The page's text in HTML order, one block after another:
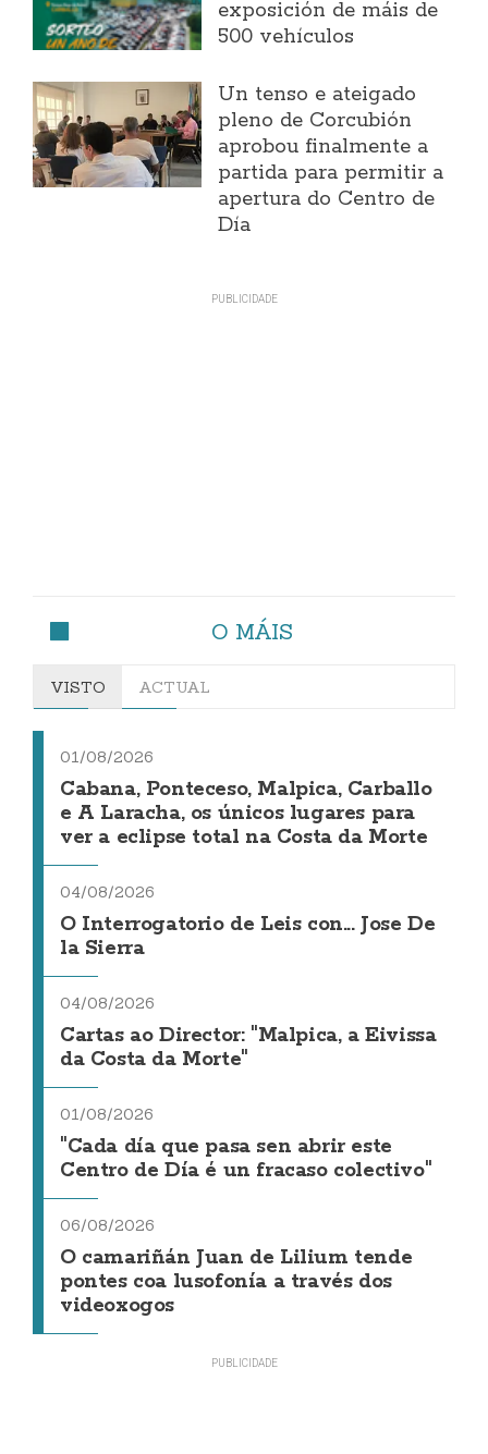
exposición de máis de
500 vehículos
Un tenso e ateigado
pleno de Corcubión
aprobou finalmente a
partida para permitir a
apertura do Centro de
Día
O MÁIS
VISTO ACTUAL
01/08/2026
Cabana, Ponteceso, Malpica, Carballo
e A Laracha, os únicos lugares para
ver a eclipse total na Costa da Morte
04/08/2026
O Interrogatorio de Leis con... Jose De
la Sierra
04/08/2026
Cartas ao Director: "Malpica, a Eivissa
da Costa da Morte"
01/08/2026
"Cada día que pasa sen abrir este
Centro de Día é un fracaso colectivo"
06/08/2026
O camariñán Juan de Lilium tende
pontes coa lusofonía a través dos
videoxogos